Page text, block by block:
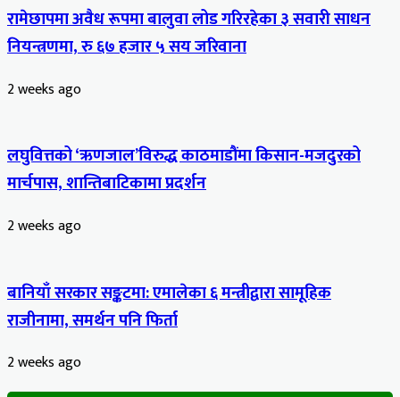
रामेछापमा अवैध रूपमा बालुवा लोड गरिरहेका ३ सवारी साधन
नियन्त्रणमा, रु ६७ हजार ५ सय जरिवाना
2 weeks ago
लघुवित्तको ‘ऋणजाल’विरुद्ध काठमाडौंमा किसान-मजदुरको
मार्चपास, शान्तिबाटिकामा प्रदर्शन
2 weeks ago
बानियाँ सरकार सङ्कटमा: एमालेका ६ मन्त्रीद्वारा सामूहिक
राजीनामा, समर्थन पनि फिर्ता
2 weeks ago